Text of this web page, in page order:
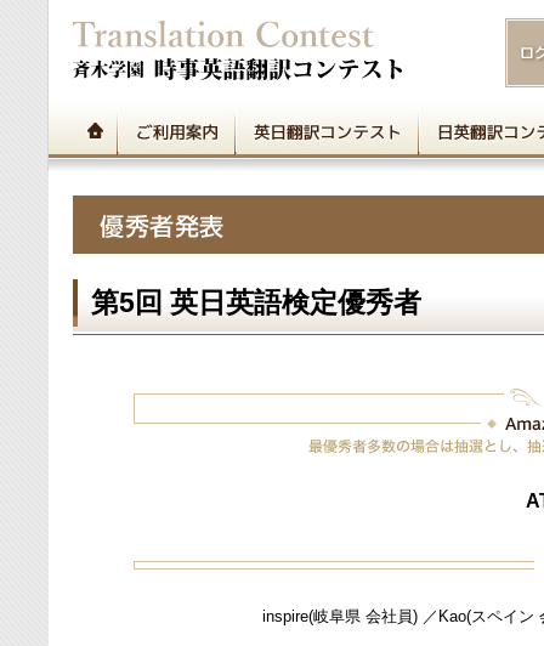
第5回 英日英語検定優秀者
inspire(岐阜県 会社員) ／Kao(スペイ